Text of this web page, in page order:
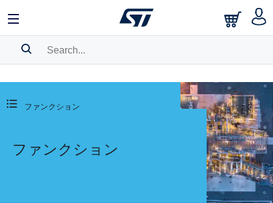
BOOKMARK
ファンクション
ファンクション